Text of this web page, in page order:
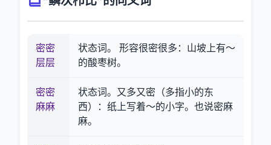
密密
层层
状态词。 形容很密很多：山坡上有～
的酸枣树。
密密
麻麻
状态词。又多又密（多指小的东
西）：纸上写着～的小字。也说密麻
麻。